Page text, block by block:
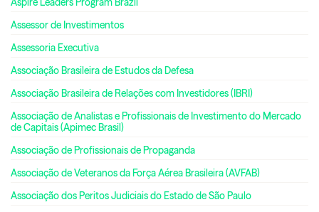
Assessor de Investimentos
Assessoria Executiva
Associação Brasileira de Estudos da Defesa
Associação Brasileira de Relações com Investidores (IBRI)
Associação de Analistas e Profissionais de Investimento do Mercado
de Capitais (Apimec Brasil)
Associação de Profissionais de Propaganda
Associação de Veteranos da Força Aérea Brasileira (AVFAB)
Associação dos Peritos Judiciais do Estado de São Paulo